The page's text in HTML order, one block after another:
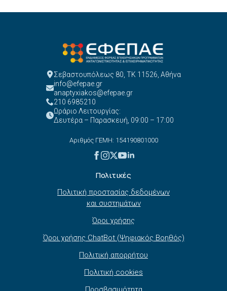
Σεβαστουπόλεως 80, ΤΚ 11526, Αθήνα
info@efepae.gr
anaptyxiakos@efepae.gr
210 6985210
Ωράριο Λειτουργίας:
Δευτέρα – Παρασκευή, 09:00 – 17:00
Αριθμός ΓΕΜΗ: 154190801000
Πολιτικές
Πολιτική προστασίας δεδομένων
και συστημάτων
Όροι χρήσης
Όροι χρήσης ChatBot (Ψηφιακός Βοηθός)
Πολιτική απορρήτου
Πολιτική cookies